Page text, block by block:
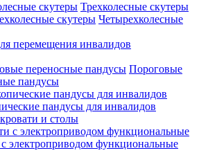
Трехколесные скутеры
Четырехколесные
перемещения инвалидов
Пороговые
пандусы
пандусы для инвалидов
и столы
электроприводом функциональные